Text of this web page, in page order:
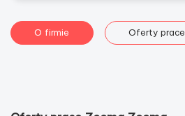
O firmie Oferty prace